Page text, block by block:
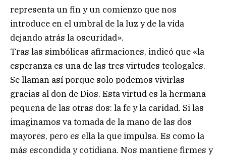
representa un fin y un comienzo que nos
introduce en el umbral de la luz y de la vida
dejando atrás la oscuridad».
Tras las simbólicas afirmaciones, indicó que «la
esperanza es una de las tres virtudes teologales.
Se llaman así porque solo podemos vivirlas
gracias al don de Dios. Esta virtud es la hermana
pequeña de las otras dos: la fe y la caridad. Si las
imaginamos va tomada de la mano de las dos
mayores, pero es ella la que impulsa. Es como la
más escondida y cotidiana. Nos mantiene firmes y